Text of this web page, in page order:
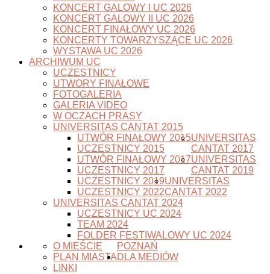
KONCERT GALOWY I UC 2026
KONCERT GALOWY II UC 2026
KONCERT FINAŁOWY UC 2026
KONCERTY TOWARZYSZĄCE UC 2026
WYSTAWA UC 2026
ARCHIWUM UC
UCZESTNICY
UTWORY FINAŁOWE
FOTOGALERIA
GALERIA VIDEO
W OCZACH PRASY
UNIVERSITAS CANTAT 2015
UTWÓR FINAŁOWY 2015
UCZESTNICY 2015
UNIVERSITAS
CANTAT 2017
UTWÓR FINAŁOWY 2017
UCZESTNICY 2017
UNIVERSITAS
CANTAT 2019
UCZESTNICY 2019UNIVERSITAS
CANTAT 2022
UCZESTNICY 2022
UNIVERSITAS CANTAT 2024
UCZESTNICY UC 2024
TEAM 2024
FOLDER FESTIWALOWY UC 2024
POZNAŃ
O MIEŚCIE
PLAN MIASTA
LINKI
DLA MEDIÓW